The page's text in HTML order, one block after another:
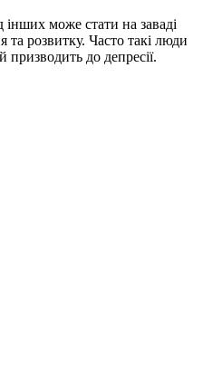
може стати на заваді
розвитку. Часто такі люди
до депресії.